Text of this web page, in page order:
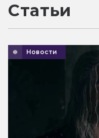
Статьи
Новости